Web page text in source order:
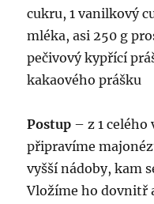
cukru, 1 vanilkový
mléka, asi 250 g
pečivový kypřící
kakaového prášku
Postup – z 1 celého
připravíme
vyšší nádoby, kam
Vložíme ho dovnitř